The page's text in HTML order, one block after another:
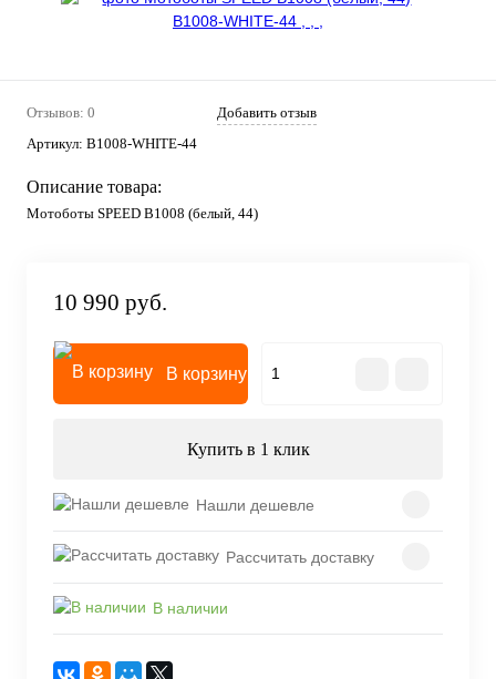
Отзывов: 0
Добавить отзыв
Артикул: B1008-WHITE-44
Описание товара:
Мотоботы SPEED B1008 (белый, 44)
10 990 руб.
В корзину
Купить в 1 клик
Нашли дешевле
Рассчитать доставку
В наличии